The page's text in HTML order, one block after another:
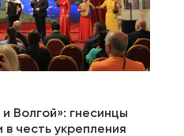
Волгой»: гнесинцы
честь укрепления